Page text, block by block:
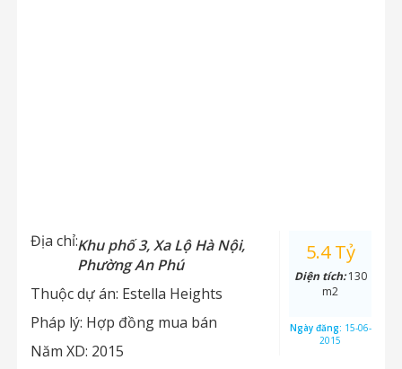
Địa chỉ:Khu phố 3, Xa Lộ Hà Nội,
Phường An Phú
Thuộc dự án: Estella Heights
Pháp lý: Hợp đồng mua bán
Năm XD: 2015
5.4 Tỷ
Diện tích:130
m2
Ngày đăng: 15-06-
2015